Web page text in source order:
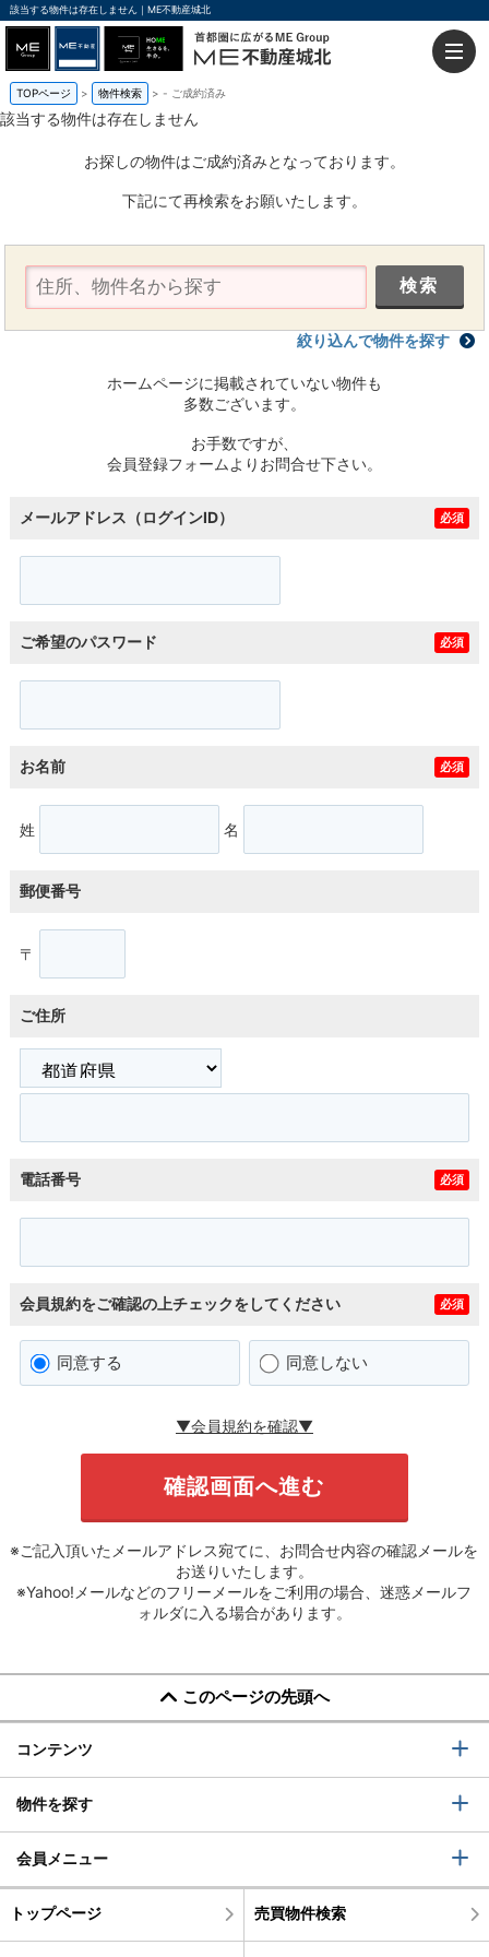
該当する物件は存在しません｜ME不動産城北
TOPページ 物件検索 - ご成約済み
該当する物件は存在しません
お探しの物件はご成約済みとなっております。
下記にて再検索をお願いたします。
絞り込んで物件を探す
ホームページに掲載されていない物件も
多数ございます。
お手数ですが、
会員登録フォームよりお問合せ下さい。
メールアドレス（ログインID） 必須
ご希望のパスワード 必須
お名前 必須
姓 名
郵便番号
〒
ご住所
電話番号 必須
会員規約をご確認の上チェックをしてください 必須
同意する 同意しない
▼会員規約を確認▼
※ご記入頂いたメールアドレス宛てに、お問合せ内容の確認メールを
お送りいたします。
※Yahoo!メールなどのフリーメールをご利用の場合、迷惑メールフ
ォルダに入る場合があります。
このページの先頭へ
コンテンツ
物件を探す
会員メニュー
トップページ 売買物件検索